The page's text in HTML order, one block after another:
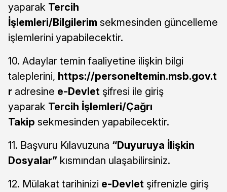
yaparak Tercih
İşlemleri/Bilgilerim sekmesinden güncelleme
işlemlerini yapabilecektir.
10. Adaylar temin faaliyetine ilişkin bilgi
taleplerini, https://personeltemin.msb.gov.t
r adresine e-Devlet şifresi ile giriş
yaparak Tercih İşlemleri/Çağrı
Takip sekmesinden yapabilecektir.
11. Başvuru Kılavuzuna “Duyuruya İlişkin
Dosyalar” kısmından ulaşabilirsiniz.
12. Mülakat tarihinizi e-Devlet şifrenizle giriş